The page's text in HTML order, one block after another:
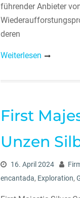
führender Anbieter
deren
Weiterlesen
First
Unzen
16. April 2024
encantada, Exploration,